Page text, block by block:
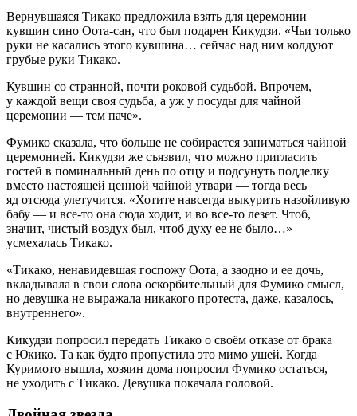
Вернувшаяся Тикако предложила взять для церемонии
кувшин сино Оота-сан, что был подарен Кикудзи. «Чьи только
руки не касались этого кувшина… сейчас над ним колдуют
грубые руки Тикако.
Кувшин со странной, почти роковой судьбой. Впрочем,
у каждой вещи своя судьба, а уж у посуды для чайной
церемонии — тем паче».
Фумико сказала, что больше не собирается заниматься чайной
церемонией. Кикудзи же съязвил, что можно пригласить
гостей в поминальный день по отцу и подсунуть подделку
вместо настоящей ценной чайной утвари — тогда весь
яд отсюда улетучится. «Хотите навсегда выкурить назойливую
бабу — и все-то она сюда ходит, и во все-то лезет. Чтоб,
значит, чистый воздух был, чтоб духу ее не было…» —
усмехалась Тикако.
«Тикако, ненавидевшая госпожу Оота, а заодно и ее дочь,
вкладывала в свои слова оскорбительный для Фумико смысл,
но девушка не выражала никакого протеста, даже, казалось,
внутреннего».
Кикудзи попросил передать Тикако о своём отказе от брака
с Юкико. Та как будто пропустила это мимо ушей. Когда
Куримото вышла, хозяин дома попросил Фумико остаться,
не уходить с Тикако. Девушка покачала головой.